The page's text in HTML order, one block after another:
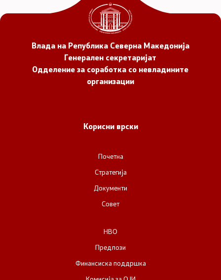
Влада на Република Северна Македонија
Генерален секретаријат
Одделение за соработка со невладините
организации
Корисни врски
Почетна
Стратегија
Документи
Совет
НВО
Предлози
Финансиска поддршка